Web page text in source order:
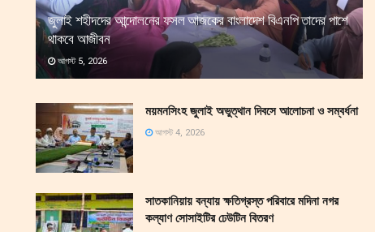
জুলাই শহীদদের আন্দোলনের ফসল আজকের বাংলাদেশ বিএনপি তাদের পাশে
থাকবে আজীবন
আগস্ট 5, 2026
ময়মনসিংহ জুলাই অভুত্থান দিবসে আলোচনা ও সম্বর্ধনা
আগস্ট 4, 2026
সাতকানিয়ায় বন্যায় ক্ষতিগ্রস্ত পরিবারে মদিনা নগর
কল্যাণ সোসাইটির ঢেউটিন বিতরণ